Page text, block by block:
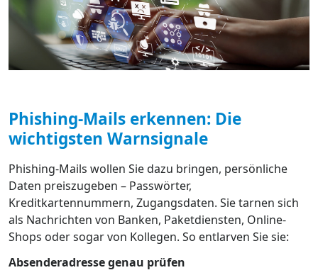
Phishing-Mails erkennen: Die
wichtigsten Warnsignale
Phishing-Mails wollen Sie dazu bringen, persönliche
Daten preiszugeben – Passwörter,
Kreditkartennummern, Zugangsdaten. Sie tarnen sich
als Nachrichten von Banken, Paketdiensten, Online-
Shops oder sogar von Kollegen. So entlarven Sie sie:
Absenderadresse genau prüfen